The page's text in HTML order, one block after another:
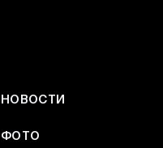
НОВОСТИ
ФОТО